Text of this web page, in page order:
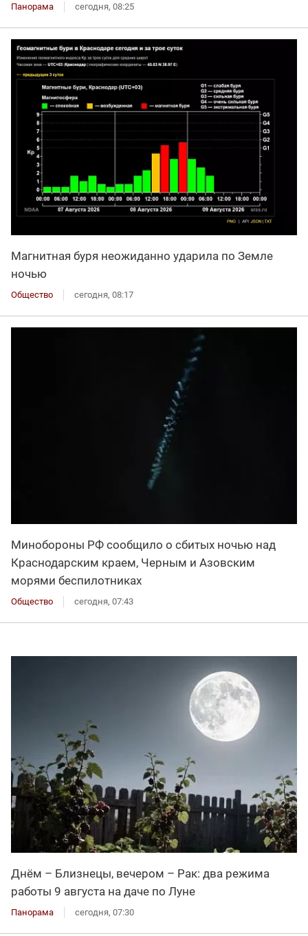
Панорама сегодня, 08:25
Магнитная буря неожиданно ударила по Земле
ночью
Общество сегодня, 08:17
Минобороны РФ сообщило о сбитых ночью над
Краснодарским краем, Черным и Азовским
морями беспилотниках
Общество сегодня, 07:43
Днём – Близнецы, вечером – Рак: два режима
работы 9 августа на даче по Луне
Панорама сегодня, 07:30